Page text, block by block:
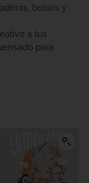
bolsos y
a tus
para